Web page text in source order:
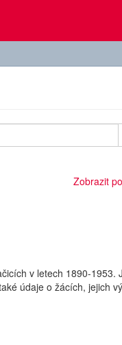
Zobrazit
v letech 1890-1953.
údaje o žácích, jejich